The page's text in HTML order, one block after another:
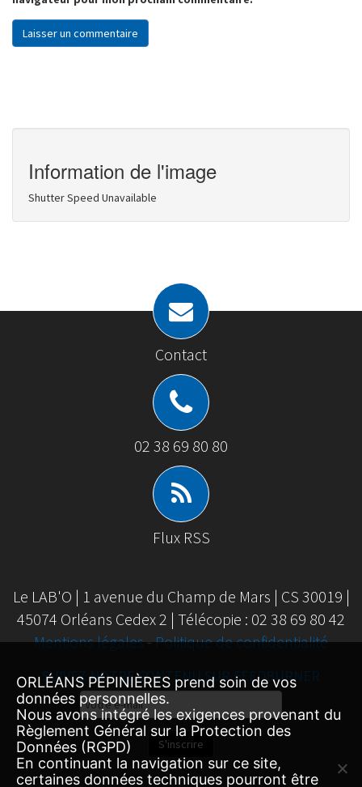
Information de l'image
Shutter Speed Unavailable
Contact
02 38 69 80 80
Flux RSS
Le LAB'O | 1 avenue du Champ de Mars | CS 30019 |
45074 Orléans Cedex 2 | Télécopie : 02 38 69 80 42
Mentions légales-Politique de confidentialité
SUIVEZ NOTRE CONTENU SUR FEEDBURNER
Email
Subscription
S'inscrire
ORLÉANS PÉPINIÈRES prend soin de vos
données personnelles.
Nous avons intégré les exigences provenant du
Règlement Général sur la Protection des
Données (RGPD)
En continuant la navigation sur ce site,
certaines données techniques pourront être